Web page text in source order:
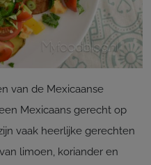
van de Mexicaanse
Mexicaans gerecht op
vaak heerlijke gerechten
limoen, koriander en